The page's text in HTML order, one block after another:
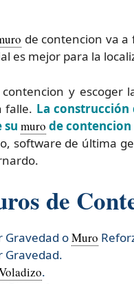
de contencion va
es mejor para la
contencion y escoger
falle. La
sumuro de
software de última
de
Gravedad oMuro
Gravedad.
.